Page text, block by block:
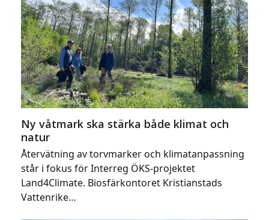
Ny våtmark ska stärka både klimat och
natur
Återvätning av torvmarker och klimatanpassning
står i fokus för Interreg ÖKS-projektet
Land4Climate. Biosfärkontoret Kristianstads
Vattenrike…